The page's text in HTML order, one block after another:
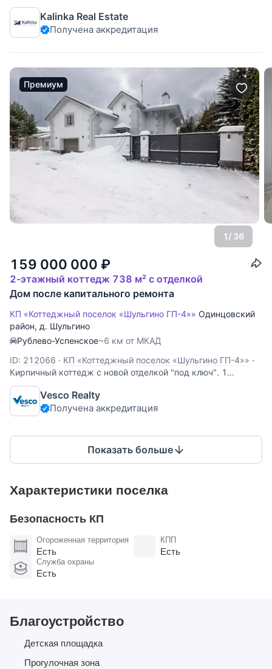
Планировка дома: 1 этаж: гостиная с камином и выходом
на террасу, столовая с кухней-баром
Kalinka Real Estate
Получена аккредитация
Премиум
1/ 36
159 000 000 ₽
2-этажный коттедж 738 м² с отделкой
Дом после капитального ремонта
КП «Коттеджный поселок «Шульгино ГП-4»» Одинцовский
район, д. Шульгино
Рублево-Успенское~6 км от МКАД
ID: 212066 · КП «Коттеджный поселок «Шульгино ГП-4»» ·
Кирпичный коттедж с новой отделкой "под ключ". 1
уровень: прихожая, кухня, гостиная с камином, санузел,
закрытая терраса; 2 уровень: гостевая спальня; 3 уровень:
2 спальни, 2 санузла; Цоколь: бильярдная комната,
Vesco Realty
Получена аккредитация
Показать больше
Характеристики поселка
Безопасность КП
Огороженная территория
Есть
КПП
Есть
Служба охраны
Есть
Благоустройство
Детская площадка
Прогулочная зона